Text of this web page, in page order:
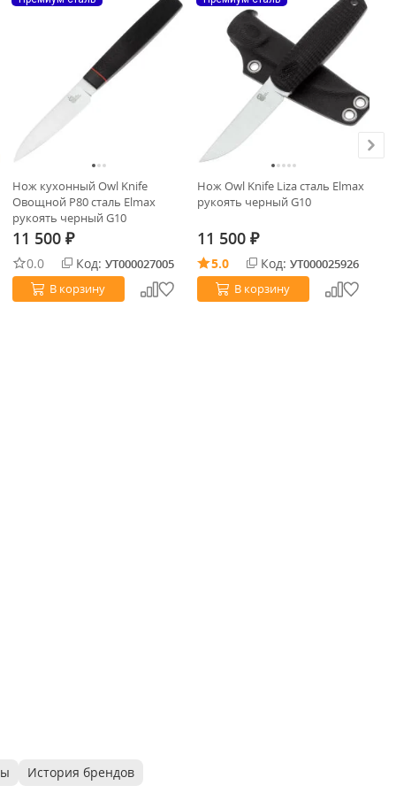
Нож кухонный Owl Knife
Овощной P80 сталь Elmax
рукоять черный G10
11 500 ₽
0.0 Код: УТ000027005
В корзину
Нож Owl Knife Liza сталь Elmax
рукоять черный G10
11 500 ₽
5.0 Код: УТ000025926
В корзину
История брендов